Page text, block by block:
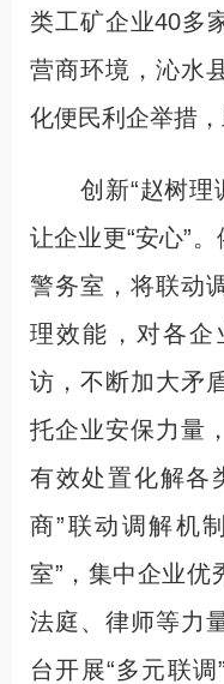
类工矿企业40多
营商环境，沁水
化便民利企举措
创新“赵树理
让企业更“安心”
警务室，将联动
理效能，对各企
访，不断加大矛
托企业安保力量
有效处置化解各
商”联动调解机
室”，集中企业优
法庭、律师等力
台开展“多元联